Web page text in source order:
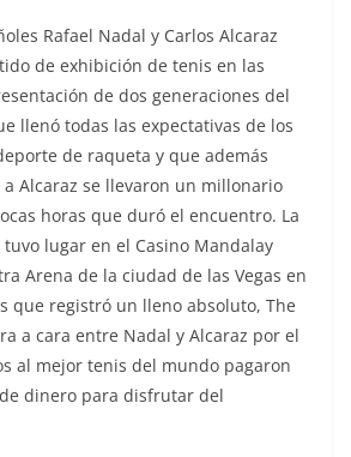
Rafael Nadal y Carlos Alcaraz
de exhibición de tenis en las
de dos generaciones del
llenó todas las expectativas de los
de raqueta y que además
Alcaraz se llevaron un millonario
horas que duró el encuentro. La
lugar en el Casino Mandalay
Arena de la ciudad de las Vegas en
que registró un lleno absoluto, The
a cara entre Nadal y Alcaraz por el
al mejor tenis del mundo pagaron
dinero para disfrutar del